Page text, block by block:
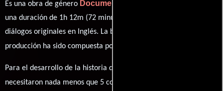
Es una obra de género Documental
una duración de 1h 12m (72 minutos), esta película tiene
diálogos originales en Inglés. La banda sonora para esta
producción ha sido compuesta por
Para el desarrollo de la historia que cuenta esta obra, se
necesitaron nada menos que 5 colaboraciones.